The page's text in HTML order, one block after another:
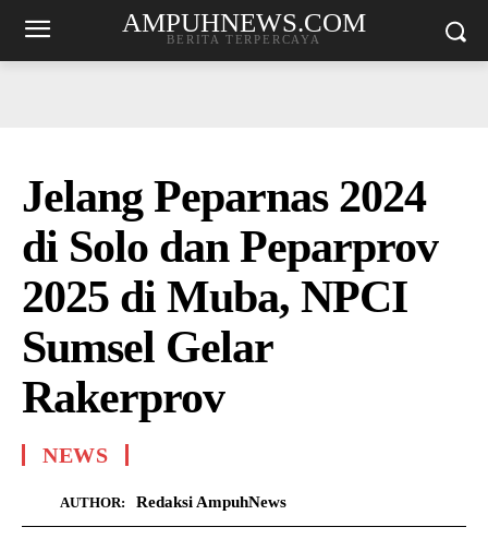
AMPUHNEWS.COM
BERITA TERPERCAYA
Jelang Peparnas 2024
di Solo dan Peparprov
2025 di Muba, NPCI
Sumsel Gelar
Rakerprov
NEWS
AUTHOR: Redaksi AmpuhNews